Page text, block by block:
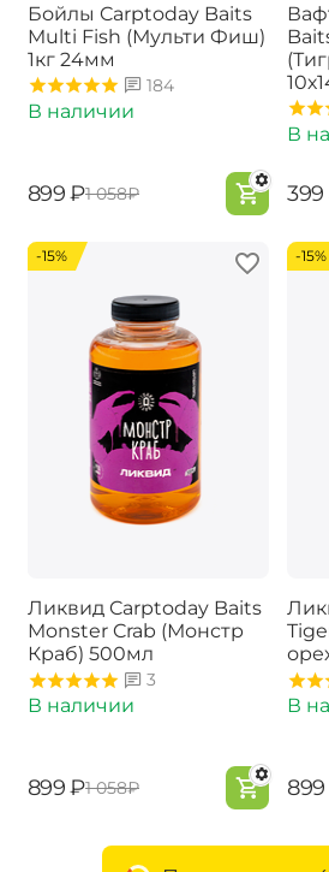
Бойлы Carptoday Baits
Multi Fish (Мульти Фиш)
1кг 24мм
184
В наличии
‍899‍ ₽‍1 058‍₽
В
‍399‍
-15%
Ликвид Carptoday Baits
Monster Crab (Монстр
Краб) 500мл
3
В наличии
‍899‍ ₽‍1 058‍₽
-15%
В
‍899‍